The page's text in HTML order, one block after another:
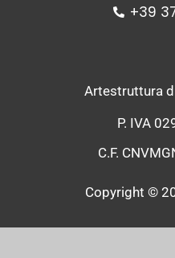
+39
Artestruttura
P. IVA
C.F.
Copyright ©